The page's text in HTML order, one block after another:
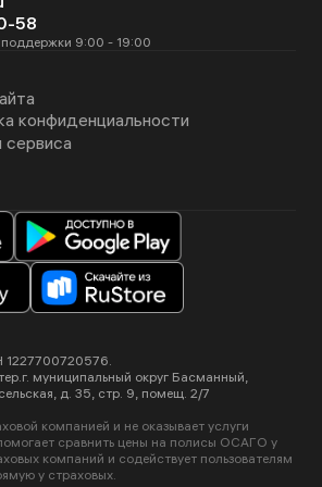
сделать в срок, указанный в
58
9:00 - 19:00
конфиденциальности
сервиса
муниципальный округ Басманный,
д. 35, стр. 9, помещ. 2/7
компанией и не оказывает услуги
сравнить цены на полисы ОСАГО у
компаний и содействует пользователям
у страховых.